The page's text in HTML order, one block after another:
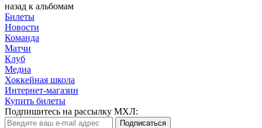
назад к альбомам
Билеты
Новости
Команда
Матчи
Клуб
Медиа
Хоккейная школа
Интернет-магазин
Купить билеты
Подпишитесь на рассылку МХЛ:
Подписаться